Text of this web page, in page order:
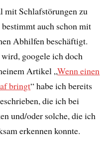
mit Schlafstörungen zu
auch schon mit
Abhilfen beschäftigt.
googele ich doch
Artikel „Wenn einen
bringt“ habe ich bereits
die ich bei
und/oder solche, die ich
erkennen konnte.